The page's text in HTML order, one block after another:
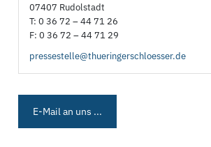
07407 Rudolstadt
T: 0 36 72 – 44 71 26
F: 0 36 72 – 44 71 29
pressestelle@thueringerschloesser.de
E-Mail an uns ...